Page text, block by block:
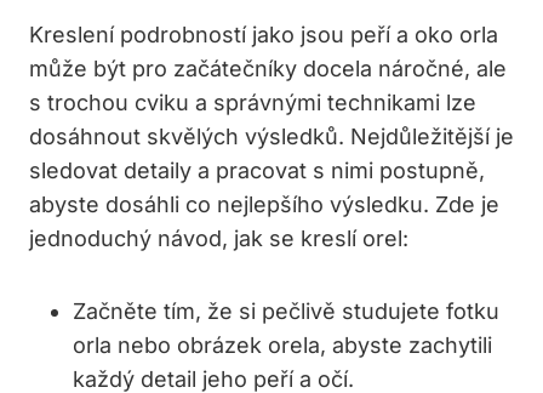
Kreslení podrobností jako jsou peří a oko orla
může být pro začátečníky docela náročné, ale
s trochou cviku a správnými technikami lze
dosáhnout skvělých výsledků. Nejdůležitější je
sledovat detaily a pracovat s nimi postupně,
abyste dosáhli co nejlepšího výsledku. Zde je
jednoduchý návod, jak se kreslí orel:
Začněte tím, že si pečlivě studujete fotku
orla nebo obrázek orela, abyste zachytili
každý detail jeho peří a očí.